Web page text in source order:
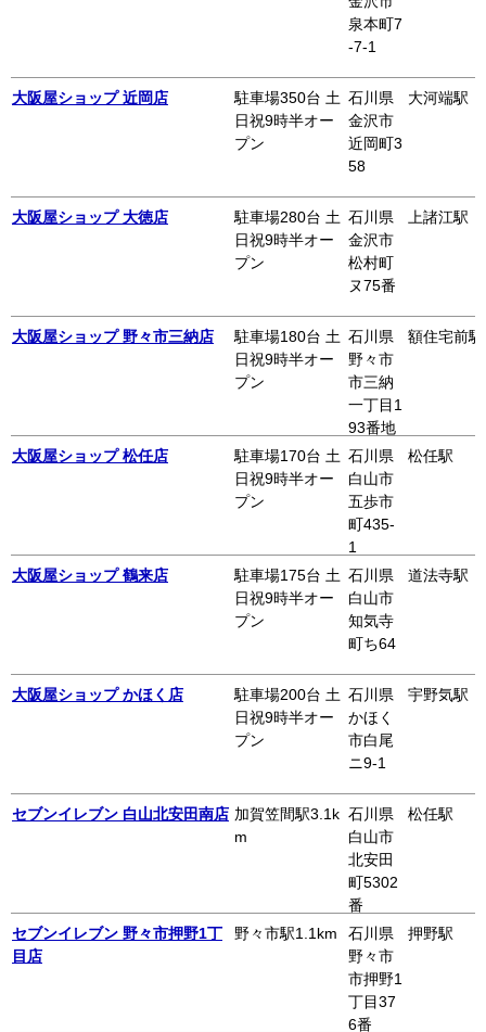
泉本町7
-7-1
大阪屋ショップ 近岡店
駐車場350台 土
日祝9時半オー
プン
石川県
金沢市
近岡町3
58
大河端駅
大阪屋ショップ 大徳店
駐車場280台 土
日祝9時半オー
プン
石川県
金沢市
松村町
ヌ75番
上諸江駅
大阪屋ショップ 野々市三納店
駐車場180台 土
日祝9時半オー
プン
石川県
野々市
市三納
一丁目1
93番地
額住宅前駅
大阪屋ショップ 松任店
駐車場170台 土
日祝9時半オー
プン
石川県
白山市
五歩市
町435-
1
松任駅
大阪屋ショップ 鶴来店
駐車場175台 土
日祝9時半オー
プン
石川県
白山市
知気寺
町ち64
道法寺駅
大阪屋ショップ かほく店
駐車場200台 土
日祝9時半オー
プン
石川県
かほく
市白尾
ニ9-1
宇野気駅
セブンイレブン 白山北安田南店 加賀笠間駅3.1k
m
石川県
白山市
北安田
町5302
番
松任駅
セブンイレブン 野々市押野1丁
目店
野々市駅1.1km
石川県
野々市
市押野1
丁目37
6番
押野駅